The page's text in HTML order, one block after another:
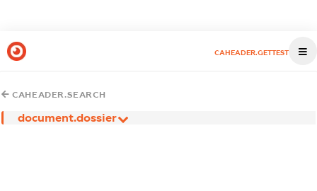
CAHEADER.GETTEST
CAHEADER.SEARCH
document.dossier